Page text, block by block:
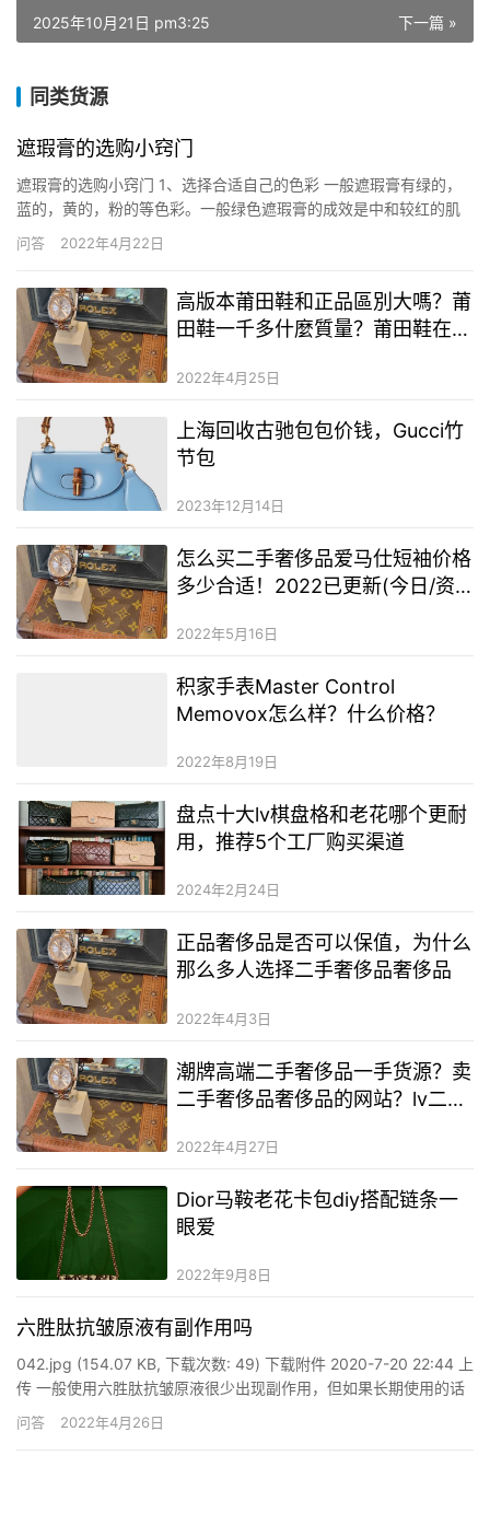
下一篇 »
2025年10月21日 pm3:25
同类货源
遮瑕膏的选购小窍门
遮瑕膏的选购小窍门 1、选择合适自己的色彩 一般遮瑕膏有绿的，
蓝的，黄的，粉的等色彩。一般绿色遮瑕膏的成效是中和较红的肌
肤，遮住痘印。 ​ 粉色和紫色合适肤色较为昏暗的女士，遮挡黑眼圈
问答 2022年4月22日
高版本莆田鞋和正品區別大嗎？莆
田鞋一千多什麼質量？莆田鞋在淘
2022年4月25日
上海回收古驰包包价钱，Gucci竹
节包
2023年12月14日
怎么买二手奢侈品爱马仕短袖价格
多少合适！2022已更新(今日/资
2022年5月16日
积家手表Master Control
Memovox怎么样？什么价格？
2022年8月19日
盘点十大lv棋盘格和老花哪个更耐
用，推荐5个工厂购买渠道
2024年2月24日
正品奢侈品是否可以保值，为什么
那么多人选择二手奢侈品奢侈品
2022年4月3日
潮牌高端二手奢侈品一手货源？卖
二手奢侈品奢侈品的网站？lv二手
2022年4月27日
Dior马鞍老花卡包diy搭配链条一
眼爱
2022年9月8日
六胜肽抗皱原液有副作用吗
042.jpg (154.07 KB, 下载次数: 49) 下载附件 2020-7-20 22:44 上
传 一般使用六胜肽抗皱原液很少出现副作用，但如果长期使用的话
可能会造成面部皮肤肌肉无力或者过敏等现象。六胜肽抗皱原液具
祛除脸部皱纹的效果，能够减缓面部肌肉收缩量，并且还能有效让
问答 2022年4月26日